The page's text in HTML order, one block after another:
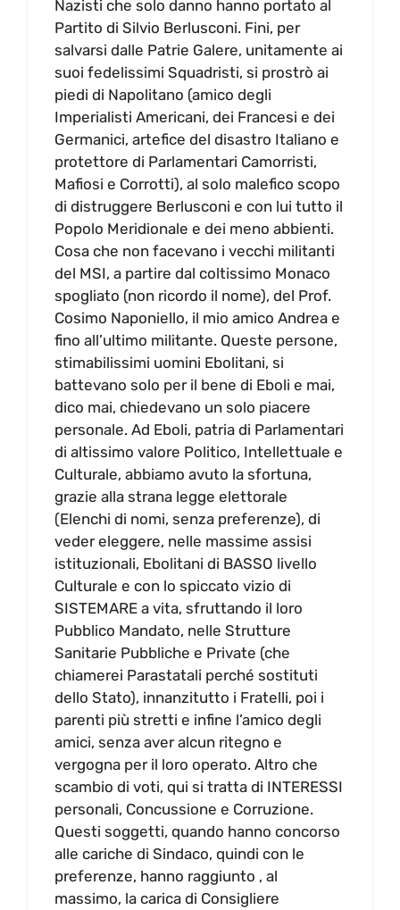
Nazisti che solo danno hanno portato al
Partito di Silvio Berlusconi. Fini, per
salvarsi dalle Patrie Galere, unitamente ai
suoi fedelissimi Squadristi, si prostrò ai
piedi di Napolitano (amico degli
Imperialisti Americani, dei Francesi e dei
Germanici, artefice del disastro Italiano e
protettore di Parlamentari Camorristi,
Mafiosi e Corrotti), al solo malefico scopo
di distruggere Berlusconi e con lui tutto il
Popolo Meridionale e dei meno abbienti.
Cosa che non facevano i vecchi militanti
del MSI, a partire dal coltissimo Monaco
spogliato (non ricordo il nome), del Prof.
Cosimo Naponiello, il mio amico Andrea e
fino all’ultimo militante. Queste persone,
stimabilissimi uomini Ebolitani, si
battevano solo per il bene di Eboli e mai,
dico mai, chiedevano un solo piacere
personale. Ad Eboli, patria di Parlamentari
di altissimo valore Politico, Intellettuale e
Culturale, abbiamo avuto la sfortuna,
grazie alla strana legge elettorale
(Elenchi di nomi, senza preferenze), di
veder eleggere, nelle massime assisi
istituzionali, Ebolitani di BASSO livello
Culturale e con lo spiccato vizio di
SISTEMARE a vita, sfruttando il loro
Pubblico Mandato, nelle Strutture
Sanitarie Pubbliche e Private (che
chiamerei Parastatali perché sostituti
dello Stato), innanzitutto i Fratelli, poi i
parenti più stretti e infine l’amico degli
amici, senza aver alcun ritegno e
vergogna per il loro operato. Altro che
scambio di voti, qui si tratta di INTERESSI
personali, Concussione e Corruzione.
Questi soggetti, quando hanno concorso
alle cariche di Sindaco, quindi con le
preferenze, hanno raggiunto , al
massimo, la carica di Consigliere